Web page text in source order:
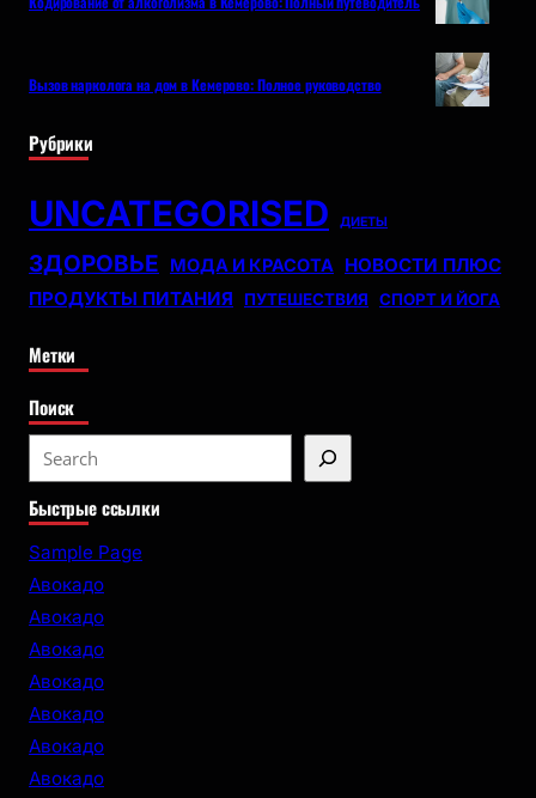
Вызов нарколога на дом в Кемерово: Полное руководство
Рубрики
UNCATEGORISED ДИЕТЫ
ЗДОРОВЬЕ МОДА И КРАСОТА НОВОСТИ ПЛЮС
ПРОДУКТЫ ПИТАНИЯ
ПУТЕШЕСТВИЯ СПОРТ И ЙОГА
Метки
Поиск
e
a
r
Быстрые ссылки
Sample Page
Авокадо
Авокадо
Авокадо
Авокадо
Авокадо
Авокадо
Авокадо